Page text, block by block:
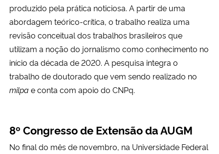
produzido pela prática noticiosa. A partir de uma
abordagem teórico-crítica, o trabalho realiza uma
revisão conceitual dos trabalhos brasileiros que
utilizam a noção do jornalismo como conhecimento no
início da década de 2020. A pesquisa integra o
trabalho de doutorado que vem sendo realizado no
milpa e conta com apoio do CNPq.
8º Congresso de Extensão da AUGM
No final do mês de novembro, na Universidade Federal